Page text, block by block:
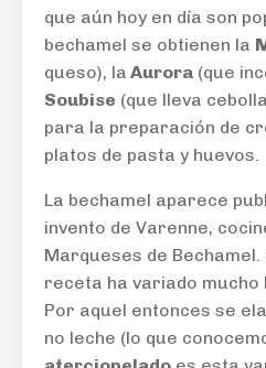
que aún hoy en día son
bechamel se obtienen la
queso), la Aurora (que
Soubise (que lleva
para la preparación de
platos de pasta y huevos.
La bechamel aparece
invento de Varenne,
Marqueses de Bechamel.
receta ha variado
Por aquel entonces se
no leche (lo que